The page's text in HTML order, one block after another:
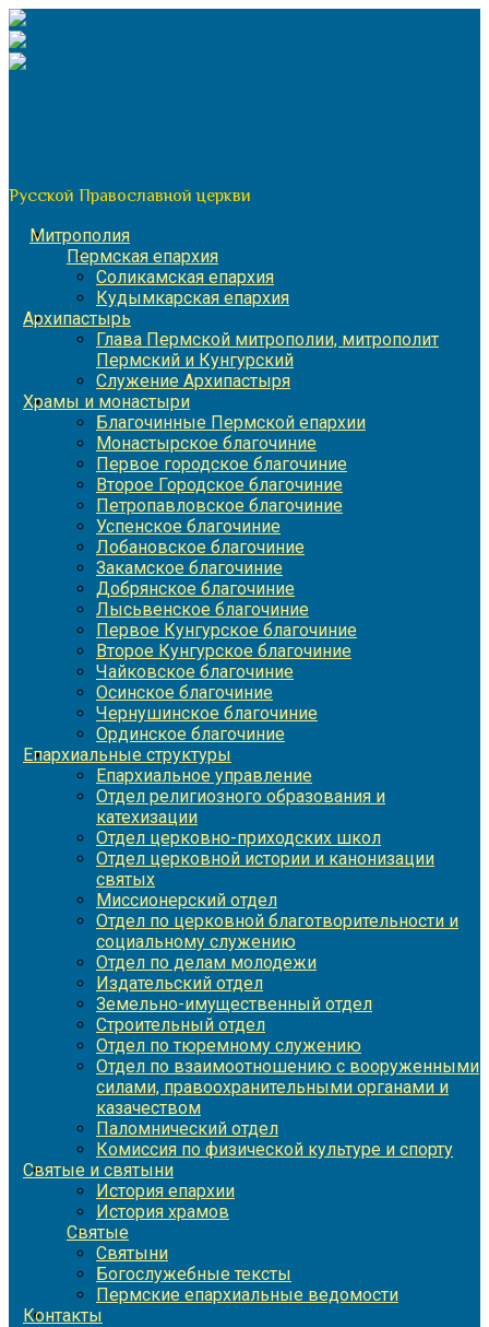
Перейти
к
содержимому
Русской Православной церкви
Митрополия
Пермская епархия
Соликамская епархия
Кудымкарская епархия
Архипастырь
Глава Пермской митрополии, митрополит
Пермский и Кунгурский
Служение Архипастыря
Храмы и монастыри
Благочинные Пермской епархии
Монастырское благочиние
Первое городское благочиние
Второе Городское благочиние
Петропавловское благочиние
Успенское благочиние
Лобановское благочиние
Закамское благочиние
Добрянское благочиние
Лысьвенское благочиние
Первое Кунгурское благочиние
Второе Кунгурское благочиние
Чайковское благочиние
Осинское благочиние
Чернушинское благочиние
Ординское благочиние
Епархиальные структуры
Епархиальное управление
Отдел религиозного образования и
катехизации
Отдел церковно-приходских школ
Отдел церковной истории и канонизации
святых
Миссионерский отдел
Отдел по церковной благотворительности и
социальному служению
Отдел по делам молодежи
Издательский отдел
Земельно-имущественный отдел
Строительный отдел
Отдел по тюремному служению
Отдел по взаимоотношению с вооруженными
силами, правоохранительными органами и
казачеством
Паломнический отдел
Комиссия по физической культуре и спорту
Святые и святыни
История епархии
История храмов
Святые
Святыни
Богослужебные тексты
Пермские епархиальные ведомости
Контакты